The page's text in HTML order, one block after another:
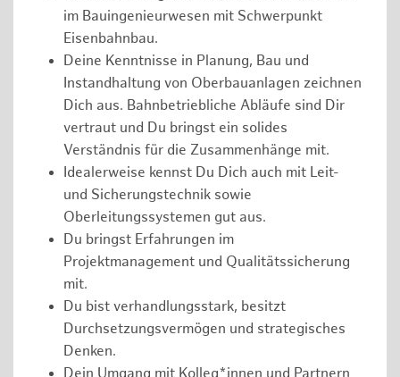
im Bauingenieurwesen mit Schwerpunkt
Eisenbahnbau.
Deine Kenntnisse in Planung, Bau und
Instandhaltung von Oberbauanlagen zeichnen
Dich aus. Bahnbetriebliche Abläufe sind Dir
vertraut und Du bringst ein solides
Verständnis für die Zusammenhänge mit.
Idealerweise kennst Du Dich auch mit Leit-
und Sicherungstechnik sowie
Oberleitungssystemen gut aus.
Du bringst Erfahrungen im
Projektmanagement und Qualitätssicherung
mit.
Du bist verhandlungsstark, besitzt
Durchsetzungsvermögen und strategisches
Denken.